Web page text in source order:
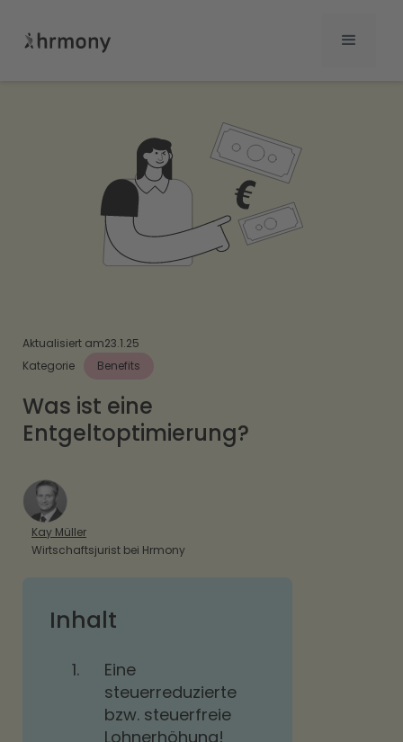
Aktualisiert am23.1.25
Kategorie
Benefits
Was ist eine
Entgeltoptimierung?
Kay Müller
Wirtschaftsjurist bei Hrmony
Inhalt
1.
Eine
steuerreduzierte
bzw. steuerfreie
Lohnerhöhung!